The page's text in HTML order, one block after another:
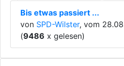
Bis etwas passiert ...
von SPD-Wilster, vom
(9486 x gelesen)